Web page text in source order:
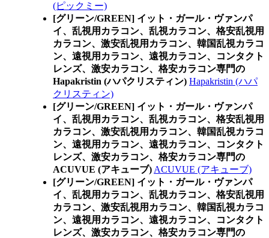
(ピックミー)
[グリーン/GREEN] イット・ガール・ヴァンパ
イ、乱視用カラコン、乱視カラコン、格安乱視用
カラコン、激安乱視用カラコン、韓国乱視カラコ
ン、遠視用カラコン、遠視カラコン、コンタクト
レンズ、激安カラコン、格安カラコン専門の
Hapakristin (ハパクリスティン) Hapakristin (ハパ
クリスティン)
[グリーン/GREEN] イット・ガール・ヴァンパ
イ、乱視用カラコン、乱視カラコン、格安乱視用
カラコン、激安乱視用カラコン、韓国乱視カラコ
ン、遠視用カラコン、遠視カラコン、コンタクト
レンズ、激安カラコン、格安カラコン専門の
ACUVUE (アキューブ) ACUVUE (アキューブ)
[グリーン/GREEN] イット・ガール・ヴァンパ
イ、乱視用カラコン、乱視カラコン、格安乱視用
カラコン、激安乱視用カラコン、韓国乱視カラコ
ン、遠視用カラコン、遠視カラコン、コンタクト
レンズ、激安カラコン、格安カラコン専門の